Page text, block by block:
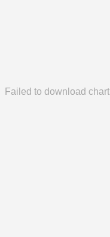
Failed to download chart